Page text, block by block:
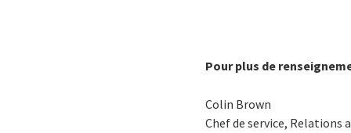
Pour plus de
Colin Brown
Chef de service, Relations